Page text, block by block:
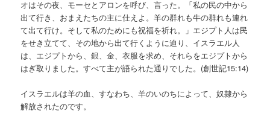
オはその夜、モーセとアロンを呼び、言った。「私の民の中から
出て行き、おまえたちの主に仕えよ。羊の群れも牛の群れも連れ
て出て行け。そして私のためにも祝福を祈れ。」エジプト人は民
をせき立てて、その地から出て行くように迫り、イスラエル人
は、エジプトから、銀、金、衣服を求め、それらをエジプトから
はぎ取りました。すべて主が語られた通りでした。(創世記15:14)
イスラエルは羊の血、すなわち、羊のいのちによって、奴隷から
解放されたのです。